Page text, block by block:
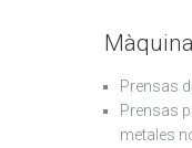
Prensas
Prensas
metales